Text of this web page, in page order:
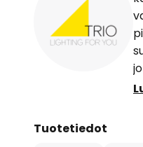
Tuotetiedot